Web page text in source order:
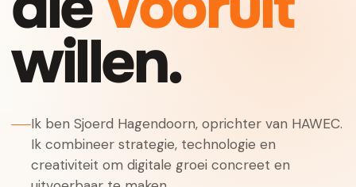
willen.
Ik ben Sjoerd Hagendoorn, oprichter van HAWEC.
Ik combineer strategie, technologie en
creativiteit om digitale groei concreet en